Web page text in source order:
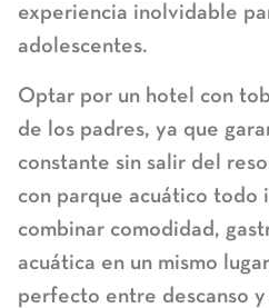
experiencia inolvidable
adolescentes.
Optar por un hotel con
de los padres, ya que
constante sin salir del
con parque acuático todo
combinar comodidad,
acuática en un mismo
perfecto entre descanso